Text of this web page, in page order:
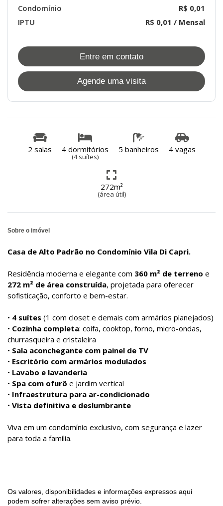
Condomínio
R$ 0,01
IPTU
R$ 0,01 / Mensal
Entre em contato
Agende uma visita
2 salas 4 dormitórios
(4 suítes)
5 banheiros 4 vagas
272m²
(área útil)
Sobre o imóvel
Casa de Alto Padrão no Condomínio Vila Di Capri.
Residência moderna e elegante com 360 m² de terreno e
272 m² de área construída, projetada para oferecer
sofisticação, conforto e bem-estar.
• 4 suítes (1 com closet e demais com armários planejados)
• Cozinha completa: coifa, cooktop, forno, micro-ondas,
churrasqueira e cristaleira
• Sala aconchegante com painel de TV
• Escritório com armários modulados
• Lavabo e lavanderia
• Spa com ofurô e jardim vertical
• Infraestrutura para ar-condicionado
• Vista definitiva e deslumbrante
Viva em um condomínio exclusivo, com segurança e lazer
para toda a família.
Os valores, disponibilidades e informações expressos aqui
podem sofrer alterações sem aviso prévio.